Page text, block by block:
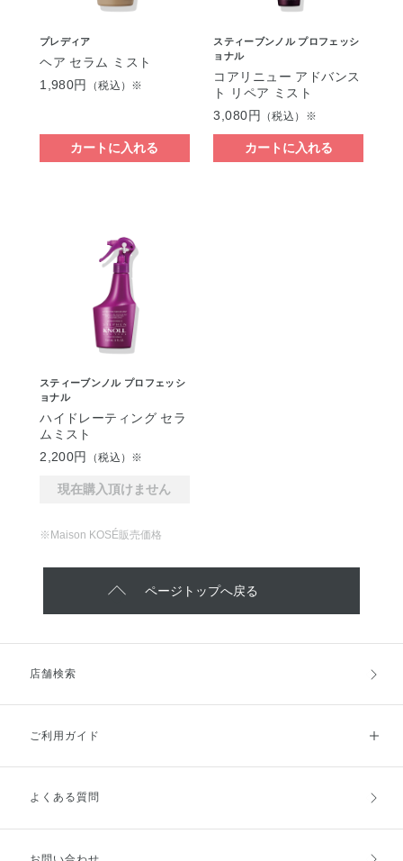
プレディア
ヘア セラム ミスト
1,980円
（税込）※
カートに入れる
スティーブンノル プロフェッシ
ョナル
コアリニュー アドバンス
ト リペア ミスト
3,080円
（税込）※
カートに入れる
スティーブンノル プロフェッシ
ョナル
ハイドレーティング セラ
ムミスト
2,200円
（税込）※
現在購入頂けません
※Maison KOSÉ販売価格
ページトップへ戻る
店舗検索
ご利用ガイド
ご利用ガイドトップ
よくある質問